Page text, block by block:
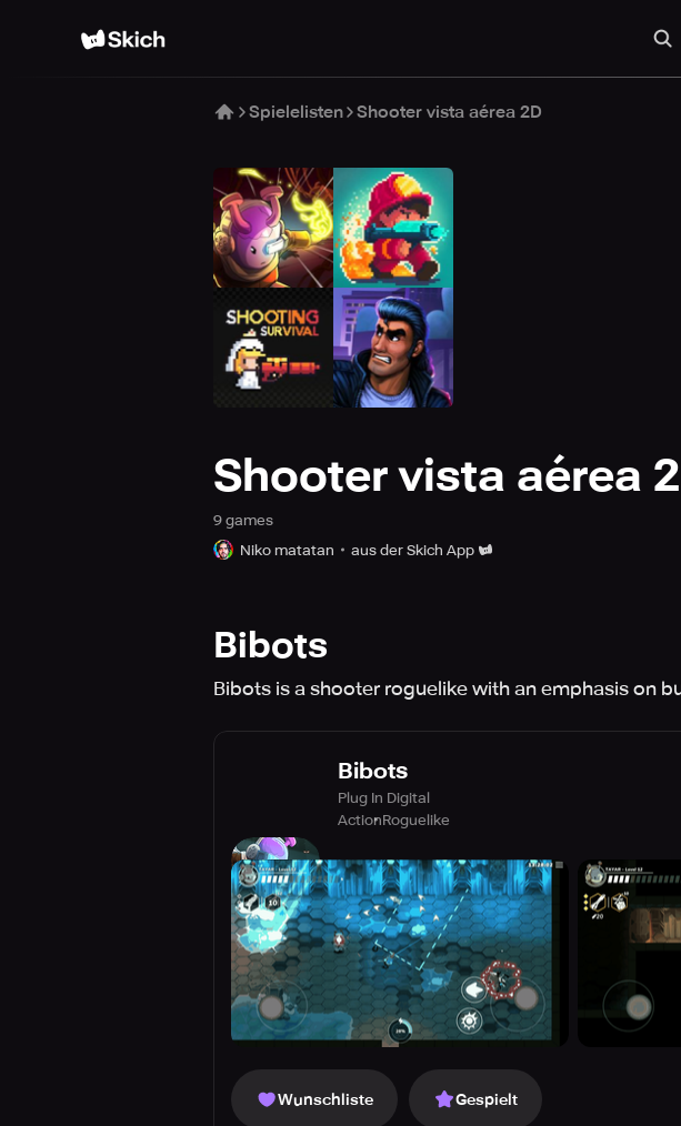
Spielelisten Shooter vista aérea 2D
Shooter vista aérea
9 games
Niko matatan
aus der Skich App
Bibots
Bibots is a shooter roguelike with an emphasis on
Bibots
Plug In Digital
ActionRoguelike
Wunschliste Gespielt